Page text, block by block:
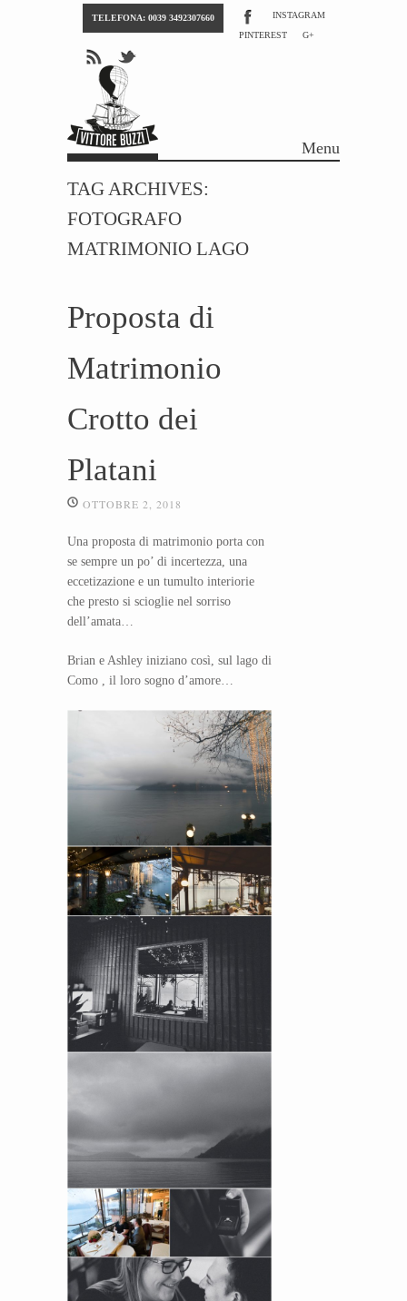
TELEFONA: 0039 3492307660
INSTAGRAM
PINTEREST
G+
Menu
TAG ARCHIVES:
FOTOGRAFO
MATRIMONIO LAGO
Proposta di
Matrimonio
Crotto dei
Platani
OTTOBRE 2, 2018
Una proposta di matrimonio porta con
se sempre un po’ di incertezza, una
eccetizazione e un tumulto interiorie
che presto si scioglie nel sorriso
dell’amata…
Brian e Ashley iniziano così, sul lago di
Como , il loro sogno d’amore…